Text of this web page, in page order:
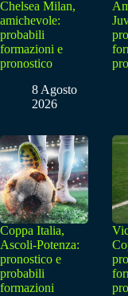
Chelsea Milan,
amichevole:
probabili
formazioni e
pronostico
8 Agosto
2026
Coppa Italia,
Ascoli-Potenza:
pronostico e
probabili
formazioni